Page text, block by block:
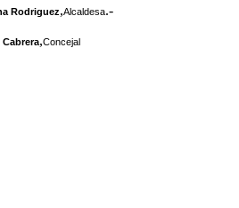
Rodriguez,Alcaldesa.-
,Concejal